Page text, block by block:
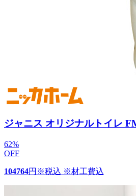
ジャニス オリジナルトイレ
62%
OFF
104764円 ※税込 ※材工費込